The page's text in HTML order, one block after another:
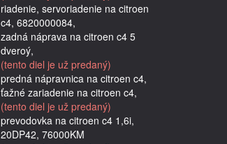
riadenie, servoriadenie na citroen
c4, 6820000084,
zadná náprava na citroen c4 5
dveroý,
(tento diel je už predaný)
predná nápravnica na citroen c4,
ťažné zariadenie na citroen c4,
(tento diel je už predaný)
prevodovka na citroen c4 1,6i,
20DP42, 76000KM